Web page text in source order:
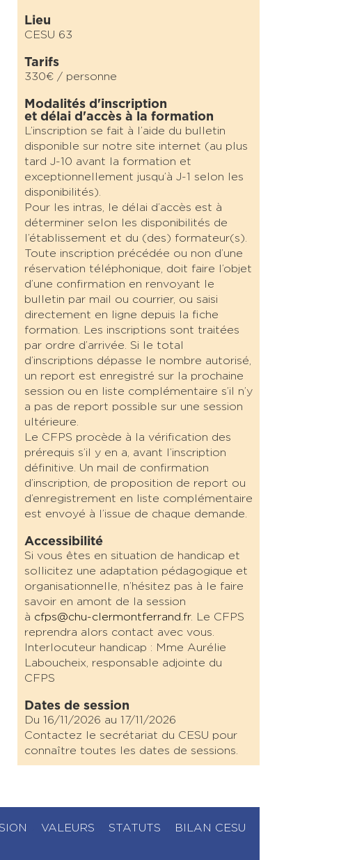
Lieu
CESU 63
Tarifs
330€ / personne
Modalités d'inscription
et délai d'accès à la formation
L’inscription se fait à l’aide du bulletin
disponible sur notre site internet (au plus
tard J-10 avant la formation et
exceptionnellement jusqu’à J-1 selon les
disponibilités).
Pour les intras, le délai d’accès est à
déterminer selon les disponibilités de
l’établissement et du (des) formateur(s).
Toute inscription précédée ou non d’une
réservation téléphonique, doit faire l’objet
d’une confirmation en renvoyant le
bulletin par mail ou courrier, ou saisi
directement en ligne depuis la fiche
formation. Les inscriptions sont traitées
par ordre d’arrivée. Si le total
d’inscriptions dépasse le nombre autorisé,
un report est enregistré sur la prochaine
session ou en liste complémentaire s’il n’y
a pas de report possible sur une session
ultérieure.
Le CFPS procède à la vérification des
prérequis s’il y en a, avant l’inscription
définitive. Un mail de confirmation
d’inscription, de proposition de report ou
d’enregistrement en liste complémentaire
est envoyé à l’issue de chaque demande.
Accessibilité
Si vous êtes en situation de handicap et
sollicitez une adaptation pédagogique et
organisationnelle, n’hésitez pas à le faire
savoir en amont de la session
à cfps@chu-clermontferrand.fr. Le CFPS
reprendra alors contact avec vous.
Interlocuteur handicap : Mme Aurélie
Laboucheix, responsable adjointe du
CFPS
Dates de session
Du 16/11/2026 au 17/11/2026
Contactez le secrétariat du CESU pour
connaître toutes les dates de sessions.
VALEURS STATUTS BILAN CESU